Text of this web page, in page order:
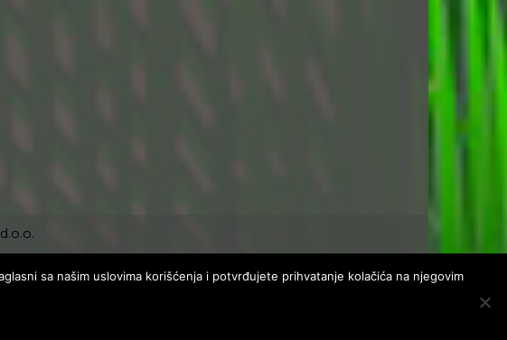
sa našim uslovima korišćenja i potvrđujete prihvatanje kolačića na njegovim